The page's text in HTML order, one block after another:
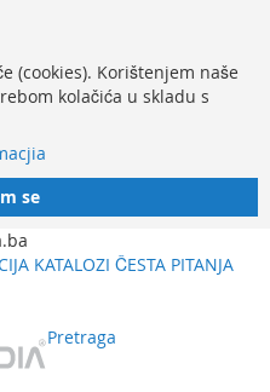
(cookies). Korištenjem naše
kolačića u skladu s
se
KATALOZI ČESTA PITANJA
Pretraga